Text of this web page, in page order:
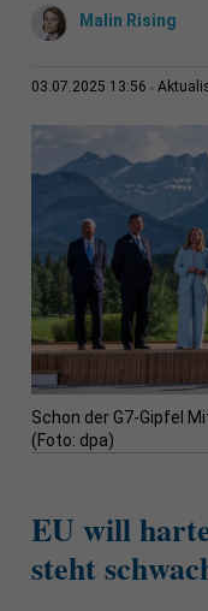
Malin Rising
03.07.2025 13:56
Schon der G7-Gipfel
(Foto: dpa)
EU will
steht